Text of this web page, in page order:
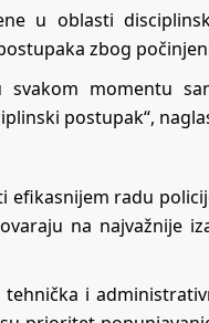
u oblasti
zbog
momentu
postupak“,
radu
na najvažnije
i